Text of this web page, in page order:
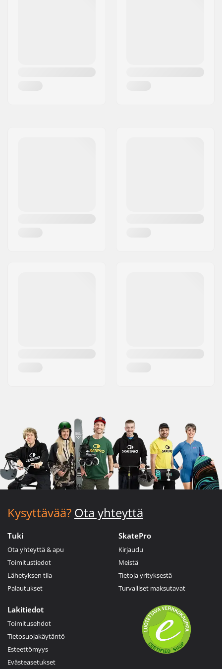
Kysyttävää? Ota yhteyttä
Tuki
Ota yhteyttä & apu
Toimitustiedot
Lähetyksen tila
Palautukset
SkatePro
Kirjaudu
Meistä
Tietoja yrityksestä
Turvalliset maksutavat
Lakitiedot
Toimitusehdot
Tietosuojakäytäntö
Esteettömyys
Evästeasetukset